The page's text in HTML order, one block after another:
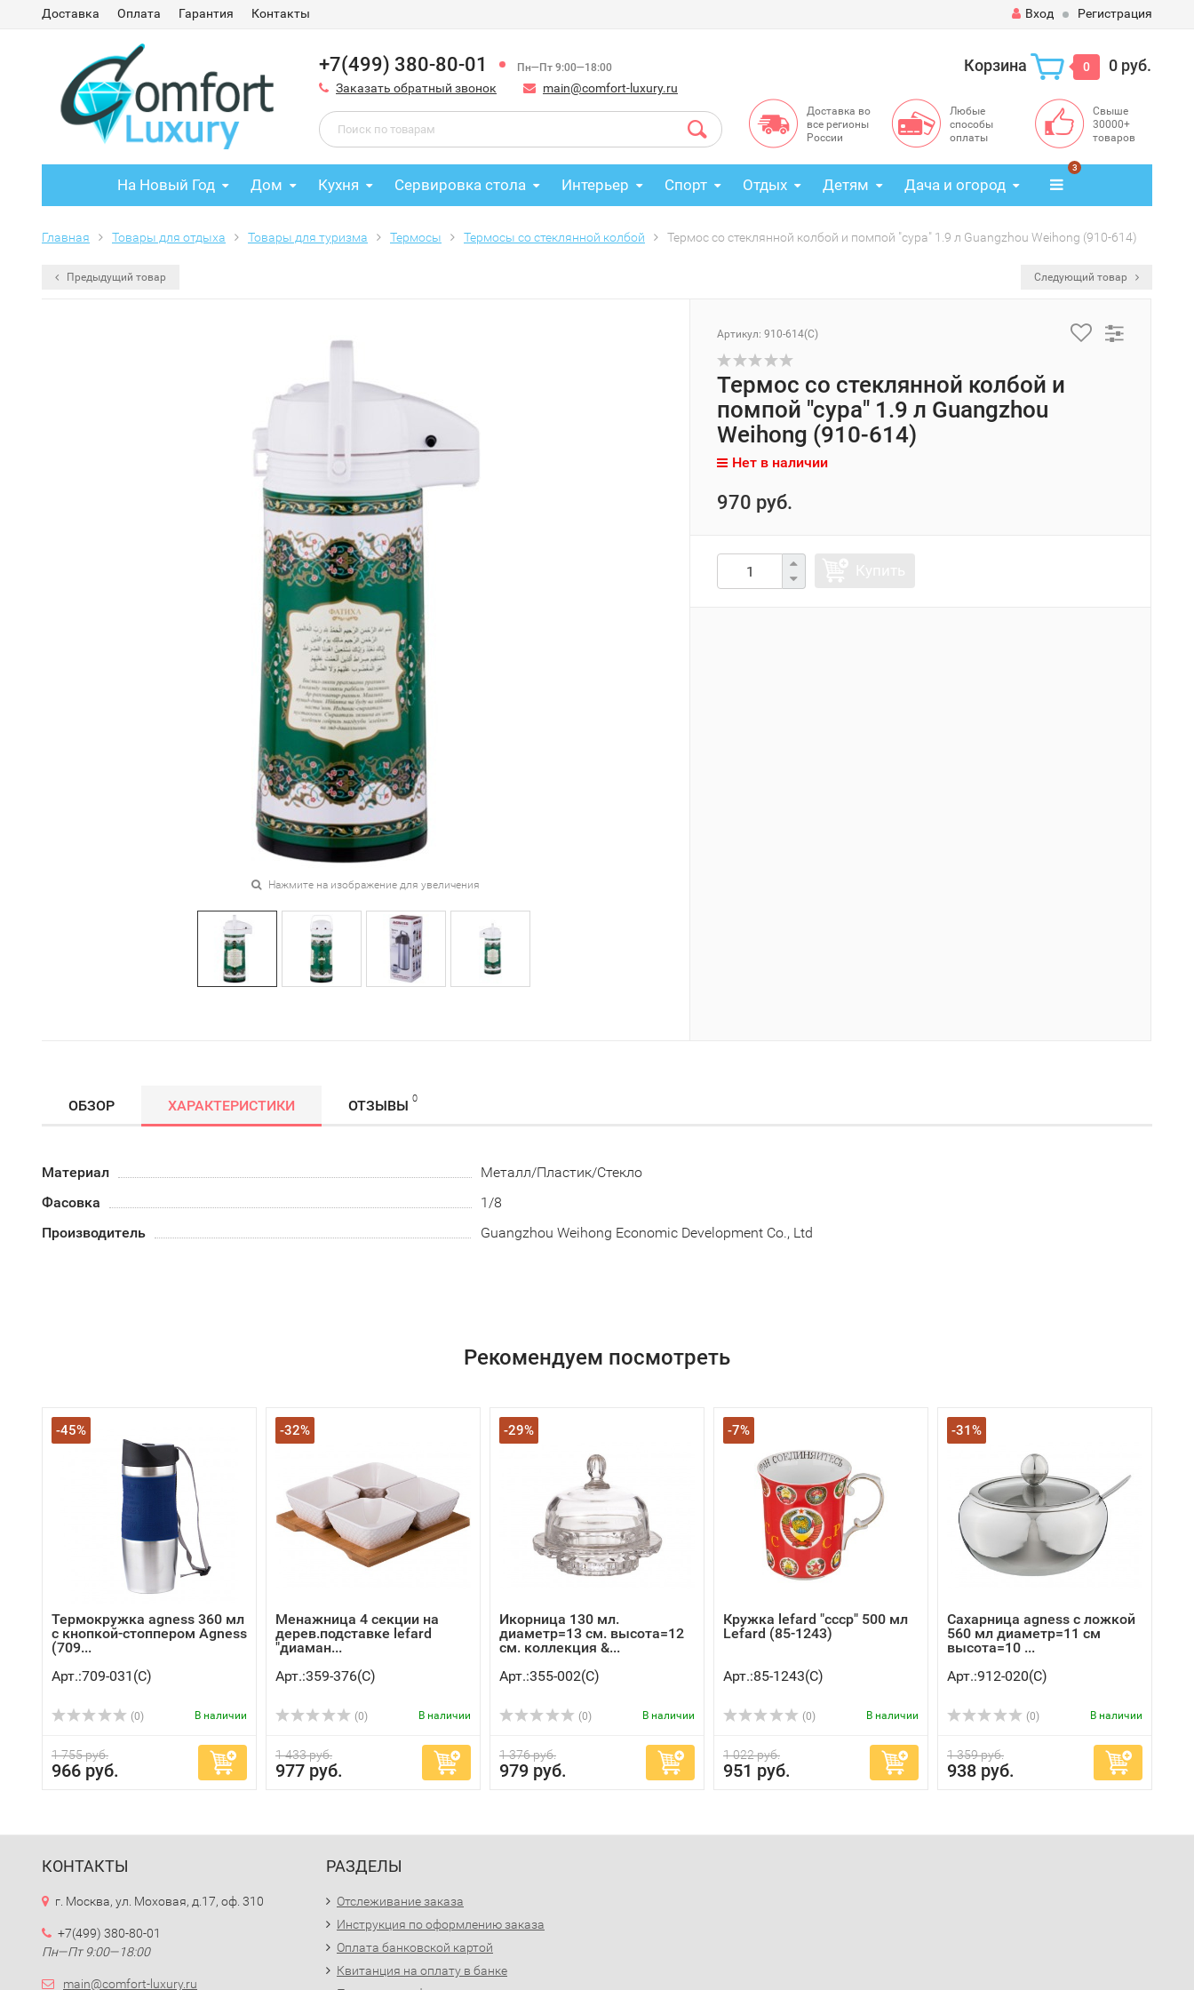
Доставка Оплата Гарантия Контакты Вход Регистрация
+7(499) 380-80-01 Пн—Пт 9:00—18:00
Заказать обратный звонок main@comfort-luxury.ru
Корзина 0 0 руб.
Доставка во
все регионы
России
Любые
способы
оплаты
Свыше
30000+
товаров
На Новый Год Дом Кухня Сервировка стола Интерьер Спорт Отдых Детям Дача и огород
3
Главная Товары для отдыха Товары для туризма Термосы Термосы со стеклянной колбой Термос со стеклянной колбой и помпой "сура" 1.9 л Guangzhou Weihong (910-614)
Предыдущий товар Следующий товар
Нажмите на изображение для увеличения
Артикул: 910-614(C)
Термос со стеклянной колбой и
помпой "сура" 1.9 л Guangzhou
Weihong (910-614)
Нет в наличии
970 руб.
ОБЗОР ХАРАКТЕРИСТИКИ ОТЗЫВЫ 0
Материал
Металл/Пластик/Стекло
Фасовка
1/8
Производитель
Guangzhou Weihong Economic Development Co., Ltd
Рекомендуем посмотреть
-45%
Термокружка agness 360 мл
с кнопкой-стоппером Agness
(709...
Арт.:709-031(C)
(0) В наличии
1 755 руб.
966 руб.
-32%
Менажница 4 секции на
дерев.подставке lefard
"диаман...
Арт.:359-376(C)
(0) В наличии
1 433 руб.
977 руб.
-29%
Икорница 130 мл.
диаметр=13 см. высота=12
см. коллекция &...
Арт.:355-002(C)
(0) В наличии
1 376 руб.
979 руб.
-7%
Кружка lefard "ссср" 500 мл
Lefard (85-1243)
Арт.:85-1243(C)
(0) В наличии
1 022 руб.
951 руб.
-31%
Сахарница agness с ложкой
560 мл диаметр=11 см
высота=10 ...
Арт.:912-020(C)
(0) В наличии
1 359 руб.
938 руб.
КОНТАКТЫ
г. Москва, ул. Моховая, д.17, оф. 310
+7(499) 380-80-01
Пн—Пт 9:00—18:00
main@comfort-luxury.ru
РАЗДЕЛЫ
Отслеживание заказа
Инструкция по оформлению заказа
Оплата банковской картой
Квитанция на оплату в банке